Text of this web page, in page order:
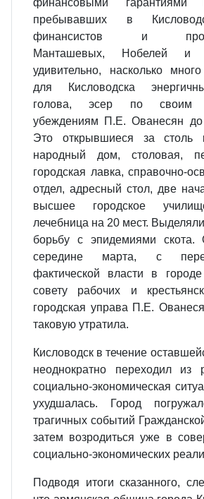
финансовыми гарантиями
пребывавших в
финансистов и
Манташевых, Нобелей
удивительно, насколько
для Кисловодска
голова, эсер по своим
убеждениям П.Е. Ованесян до
Это открывшиеся за столь
народный дом, столовая,
городская лавка, справочно-
отдел, адресный стол, две
высшее городское
лечебница на 20 мест.
борьбу с эпидемиями
середине марта, с
фактической власти в
совету рабочих и
городская управа П.Е.
таковую утратила.
Кисловодск в течение
неоднократно переходил
социально-экономическая
ухудшалась. Город
трагичных событий
затем возродиться уже в
социально-экономических
Подводя итоги сказанного,